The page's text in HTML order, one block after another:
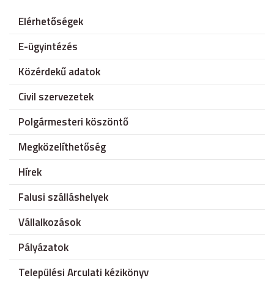
Elérhetőségek
E-ügyintézés
Közérdekű adatok
Civil szervezetek
Polgármesteri köszöntő
Megközelíthetőség
Hírek
Falusi szálláshelyek
Vállalkozások
Pályázatok
Települési Arculati kézikönyv